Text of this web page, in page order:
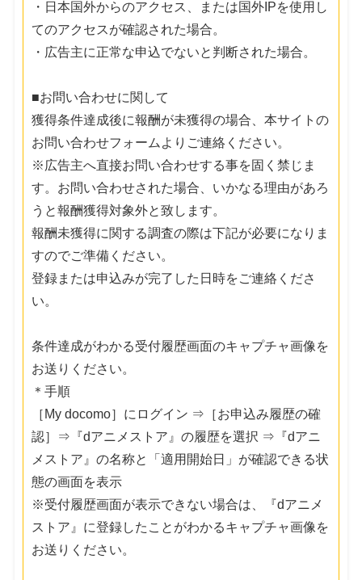
・日本国外からのアクセス、または国外IPを使用し
てのアクセスが確認された場合。
・広告主に正常な申込でないと判断された場合。
■お問い合わせに関して
獲得条件達成後に報酬が未獲得の場合、本サイトの
お問い合わせフォームよりご連絡ください。
※広告主へ直接お問い合わせする事を固く禁じま
す。お問い合わせされた場合、いかなる理由があろ
うと報酬獲得対象外と致します。
報酬未獲得に関する調査の際は下記が必要になりま
すのでご準備ください。
登録または申込みが完了した日時をご連絡くださ
い。
条件達成がわかる受付履歴画面のキャプチャ画像を
お送りください。
＊手順
［My docomo］にログイン ⇒［お申込み履歴の確
認］⇒『dアニメストア』の履歴を選択 ⇒『dアニ
メストア』の名称と「適用開始日」が確認できる状
態の画面を表示
※受付履歴画面が表示できない場合は、『dアニメ
ストア』に登録したことがわかるキャプチャ画像を
お送りください。